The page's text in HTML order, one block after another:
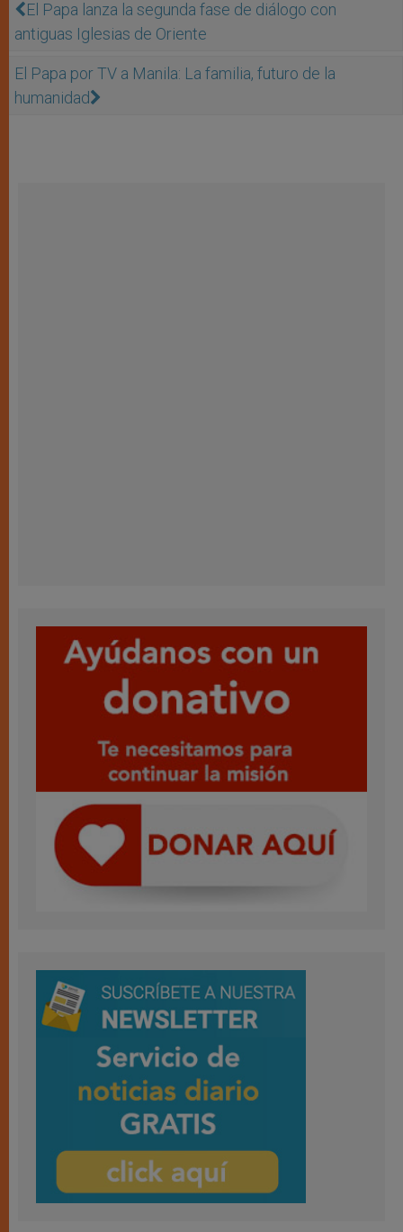
El Papa lanza la segunda fase de diálogo con
antiguas Iglesias de Oriente
El Papa por TV a Manila: La familia, futuro de la
humanidad